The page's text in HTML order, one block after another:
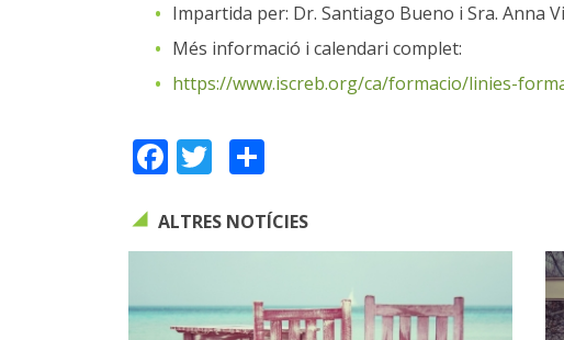
Impartida per: Dr. Santiago Bueno i Sra. Anna
Més informació i calendari complet:
https://www.iscreb.org/ca/formacio/linies-
Facebook
Twitter
ALTRES NOTÍCIES